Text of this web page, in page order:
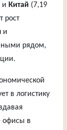
и Китай (7,19
рост
и
рядом,
в логистику
офисы в